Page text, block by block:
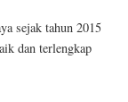
sejak tahun 2015
dan terlengkap